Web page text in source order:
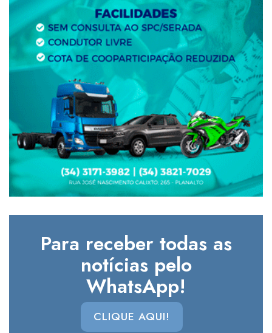
Para receber todas as
notícias pelo
WhatsApp!
CLIQUE AQUI!